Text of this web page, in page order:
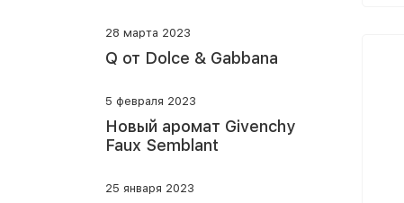
28 марта 2023
Q от Dolce & Gabbana
5 февраля 2023
Новый аромат Givenchy
Faux Semblant
25 января 2023